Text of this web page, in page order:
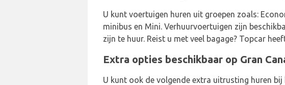
U kunt voertuigen huren uit groepen zoals:
minibus en Mini. Verhuurvoertuigen zijn
zijn te huur. Reist u met veel bagage? Topcar
Extra opties beschikbaar op Gran
U kunt ook de volgende extra uitrusting huren